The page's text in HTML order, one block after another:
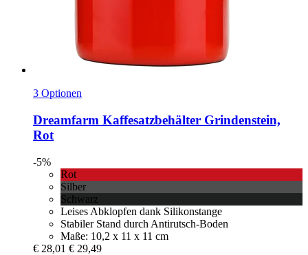
3 Optionen
Dreamfarm Kaffesatzbehälter Grindenstein,
Rot
-5%
Rot
Silber
Schwarz
Leises Abklopfen dank Silikonstange
Stabiler Stand durch Antirutsch-Boden
Maße: 10,2 x 11 x 11 cm
€ 28,01 € 29,49